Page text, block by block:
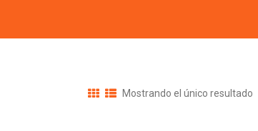
Mostrando el único resultado